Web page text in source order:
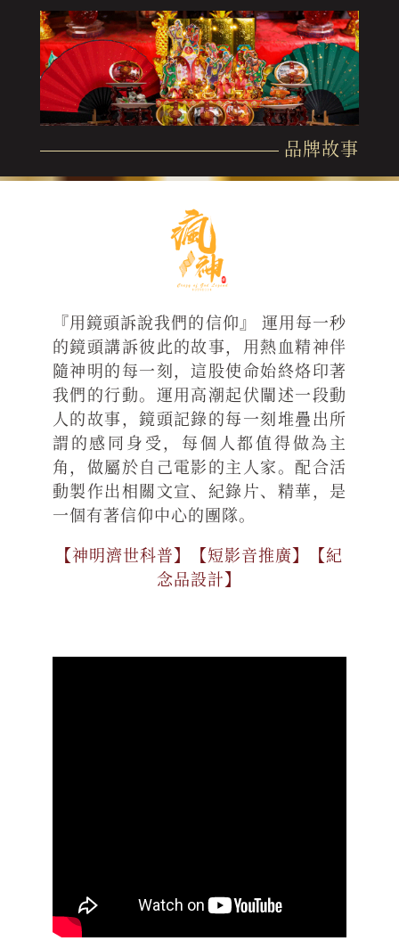
品牌故事
『用鏡頭訴說我們的信仰』 運用每一秒
的鏡頭講訴彼此的故事，用熱血精神伴
隨神明的每一刻，這股使命始終烙印著
我們的行動。運用高潮起伏闡述一段動
人的故事，鏡頭記錄的每一刻堆疊出所
謂的感同身受，每個人都值得做為主
角，做屬於自己電影的主人家。配合活
動製作出相關文宣、紀錄片、精華，是
一個有著信仰中心的團隊。
【神明濟世科普】【短影音推廣】【紀
念品設計】